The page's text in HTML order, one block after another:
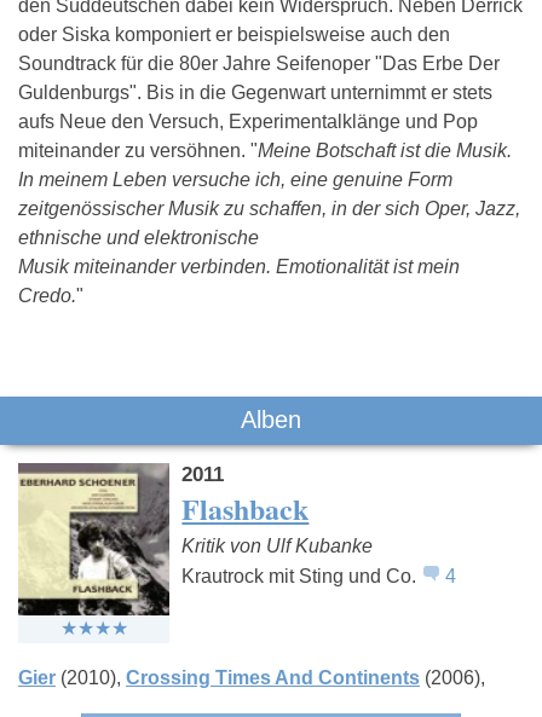
den Süddeutschen dabei kein Widerspruch. Neben Derrick
oder Siska komponiert er beispielsweise auch den
Soundtrack für die 80er Jahre Seifenoper "Das Erbe Der
Guldenburgs". Bis in die Gegenwart unternimmt er stets
aufs Neue den Versuch, Experimentalklänge und Pop
miteinander zu versöhnen. "Meine Botschaft ist die Musik.
In meinem Leben versuche ich, eine genuine Form
zeitgenössischer Musik zu schaffen, in der sich Oper, Jazz,
ethnische und elektronische
Musik miteinander verbinden. Emotionalität ist mein
Credo."
Das könnte Dich auch interessieren:
Hauschka
Alben
2011
Flashback
Kritik von Ulf Kubanke
Krautrock mit Sting und Co.
4
Gier (2010) Crossing Times And Continents (2006)